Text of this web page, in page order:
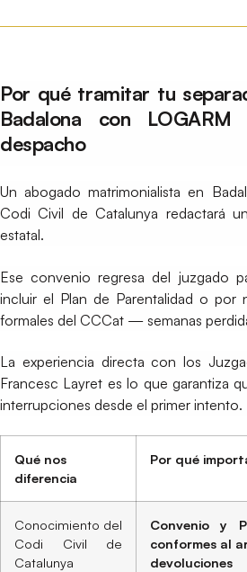
Por qué tramitar tu
Badalona con
despacho
Un abogado matrimonialista en
Codi Civil de Catalunya redactará
estatal.
Ese convenio regresa del juzgado
incluir el Plan de Parentalidad o por
formales del CCCat — semanas
La experiencia directa con los
Francesc Layret es lo que garantiza
interrupciones desde el primer intento.
Qué nos
diferencia
Por qué
Conocimiento del
Codi Civil de
Catalunya
Convenio y
conformes al
devoluciones